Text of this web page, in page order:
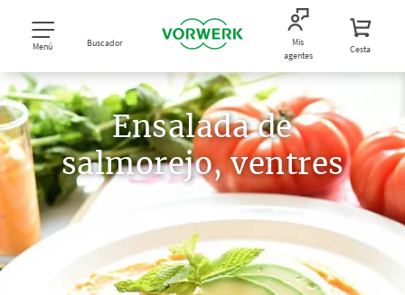
Menú Buscador
Mis
agentes
Cesta
Ensalada de
salmorejo, ventres